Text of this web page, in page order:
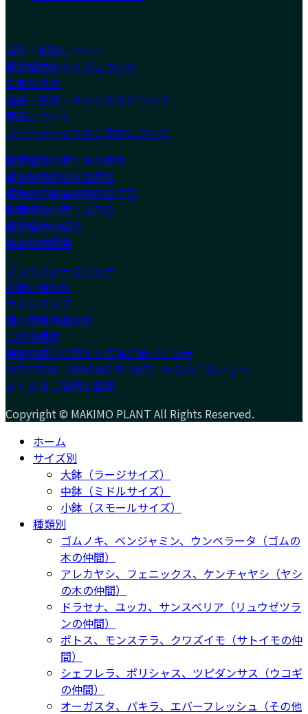
送料・配送について
観葉植物のサイズについて
お支払方法
返品・交換・キャンセルについて
商品について
フリーメールでのご注文について
観葉植物の育て方の基本
観葉植物の病害虫対策
種類別の観葉植物の育て方
観葉植物の育て方FAQ
観葉植物の紹介
観葉植物図鑑
プライバシーポリシー
お問い合わせ
サイトマップ
個人情報保護方針
ご利用規約
特定商取引に関する法律に基づく表示
HITOTOKI（MAKIMO PLANT）からのごあいさつ
よくあるご質問と回答
Copyright © MAKIMO PLANT All Rights Reserved.
ホーム
サイズ別
大鉢（ラージサイズ）
中鉢（ミドルサイズ）
小鉢（スモールサイズ）
種類別
ゴムノキ、ベンジャミン、ウンベラータ（ゴムの
木の仲間）
アレカヤシ、フェニックス、ケンチャヤシ（ヤシ
の木の仲間）
ドラセナ、ユッカ、サンスベリア（リュウゼツラ
ンの仲間）
ポトス、モンステラ、クワズイモ（サトイモの仲
間）
シェフレラ、ポリシャス、ツピダンサス（ウコギ
の仲間）
オーガスタ、パキラ、エバーフレッシュ（その他